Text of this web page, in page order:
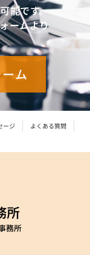
能です。
ームより
ム
ージ
よくある質問